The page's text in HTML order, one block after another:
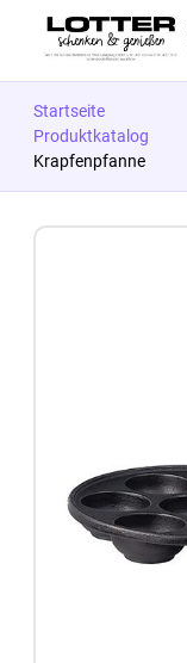
Startseite
Produktkatalog
Krapfenpfanne